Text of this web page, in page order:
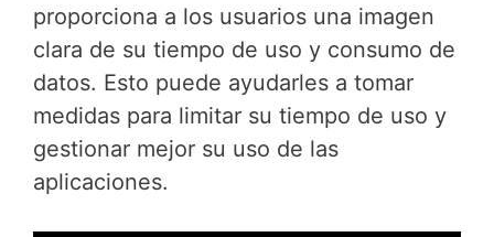
proporciona a los usuarios una imagen
clara de su tiempo de uso y consumo de
datos. Esto puede ayudarles a tomar
medidas para limitar su tiempo de uso y
gestionar mejor su uso de las
aplicaciones.